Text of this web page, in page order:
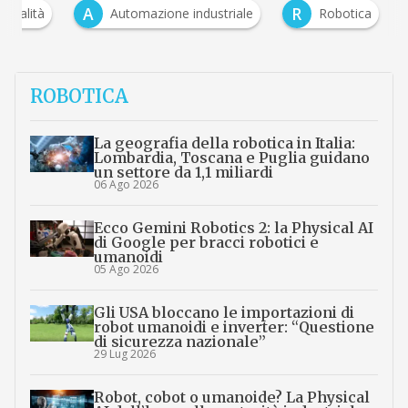
A Automazione industriale R Robotica
ROBOTICA
La geografia della robotica in Italia:
Lombardia, Toscana e Puglia guidano
un settore da 1,1 miliardi
06 Ago 2026
Ecco Gemini Robotics 2: la Physical AI
di Google per bracci robotici e
umanoidi
05 Ago 2026
Gli USA bloccano le importazioni di
robot umanoidi e inverter: “Questione
di sicurezza nazionale”
29 Lug 2026
Robot, cobot o umanoide? La Physical